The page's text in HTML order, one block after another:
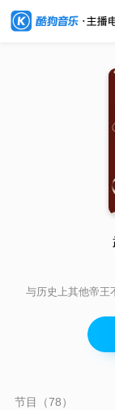
与历史上其他帝王
一生功罪恐有偏
节目（78）